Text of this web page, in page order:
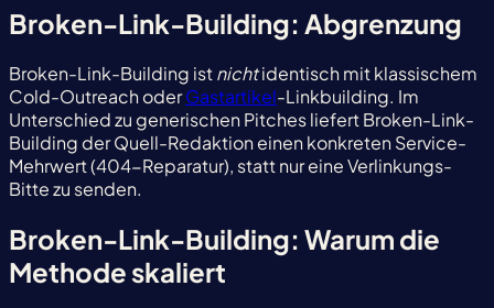
Broken-Link-Building: Abgrenzung
Broken-Link-Building istnichtidentisch mit klassischem
Cold-Outreach oderGastartikel-Linkbuilding. Im
Unterschied zu generischen Pitches liefert Broken-Link-
Building der Quell-Redaktion einen konkreten Service-
Mehrwert (404-Reparatur), statt nur eine Verlinkungs-
Bitte zu senden.
Broken-Link-Building: Warum die
Methode skaliert